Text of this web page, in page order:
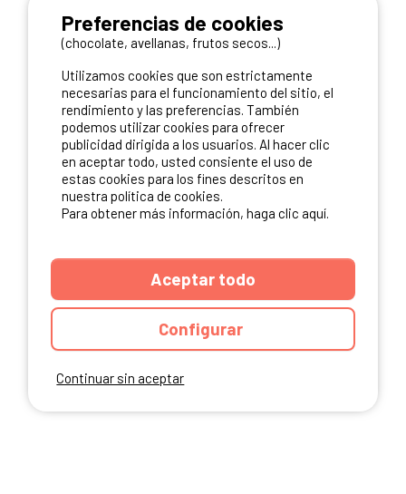
ME INSCRIBO
NUESTROS PARTNERS
Continuar sin aceptar
Preferencias de cookies
(chocolate, avellanas, frutos secos...)
Utilizamos cookies que son estrictamente
necesarias para el funcionamiento del sitio, el
rendimiento y las preferencias. También
podemos utilizar cookies para ofrecer
publicidad dirigida a los usuarios. Al hacer clic
en aceptar todo, usted consiente el uso de
estas cookies para los fines descritos en
nuestra política de cookies.
Para obtener más información, haga clic aquí.
Aceptar todo
Configurar